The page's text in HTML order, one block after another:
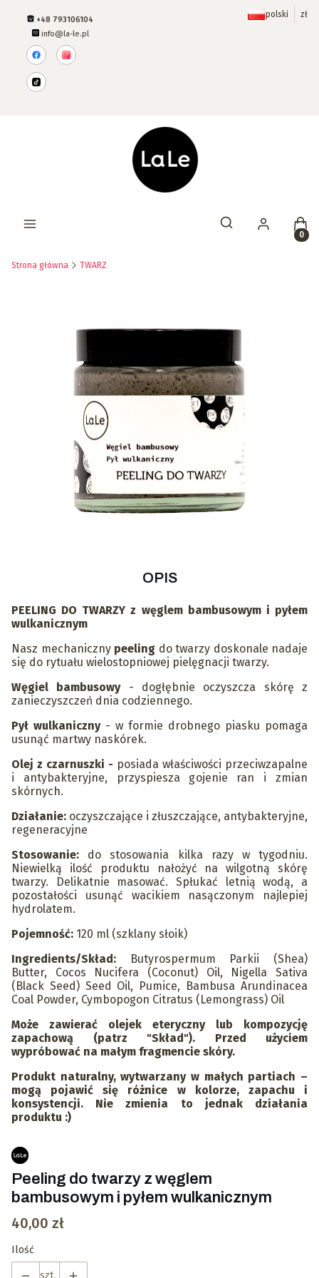
+48 793106104
info@la-le.pl
polski zł
Otwórz
Strona główna TWARZ
OPIS
PEELING DO TWARZY z węglem bambusowym i pyłem
wulkanicznym
Nasz mechaniczny peeling do twarzy doskonale nadaje
się do rytuału wielostopniowej pielęgnacji twarzy.
Węgiel bambusowy - dogłębnie oczyszcza skórę z
zanieczyszczeń dnia codziennego.
Pył wulkaniczny- w formie drobnego piasku pomaga
usunąć martwy naskórek.
Olej z czarnuszki - posiada właściwości przeciwzapalne
i antybakteryjne, przyspiesza gojenie ran i zmian
skórnych.
Działanie: oczyszczające i złuszczające, antybakteryjne,
regeneracyjne
Stosowanie: do stosowania kilka razy w tygodniu.
Niewielką ilość produktu nałożyć na wilgotną skórę
twarzy. Delikatnie masować. Spłukać letnią wodą, a
pozostałości usunąć wacikiem nasączonym najlepiej
hydrolatem.
Pojemność: 120 ml (szklany słoik)
Ingredients/Skład: Butyrospermum Parkii (Shea)
Butter, Cocos Nucifera (Coconut) Oil, Nigella Sativa
(Black Seed) Seed Oil, Pumice, Bambusa Arundinacea
Coal Powder, Cymbopogon Citratus (Lemongrass) Oil
Może zawierać olejek eteryczny lub kompozycję
zapachową (patrz "Skład"). Przed użyciem
wypróbować na małym fragmencie skóry.
Produkt naturalny, wytwarzany w małych partiach –
mogą pojawić się różnice w kolorze, zapachu i
konsystencji. Nie zmienia to jednak działania
produktu :)
Peeling do twarzy z węglem
bambusowym i pyłem wulkanicznym
Cena
40,00 zł
Ilość